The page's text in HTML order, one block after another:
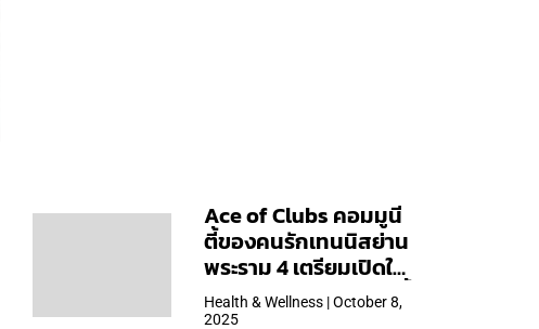
Ace of Clubs คอมมูนี
ตี้ของคนรักเทนนิสย่าน
พระราม 4 เตรียมเปิดให้
บริการวันแรก 19 ต.ค. นี้
Health & Wellness | October 8,
2025